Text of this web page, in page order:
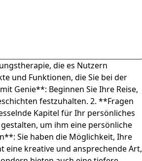
die es Nutzern
und Funktionen, die Sie bei der
Genie**: Beginnen Sie Ihre Reise,
festzuhalten. 2. **Fragen
Kapitel für Ihr persönliches
um ihm eine persönliche
Sie haben die Möglichkeit, Ihre
eine kreative und ansprechende Art,